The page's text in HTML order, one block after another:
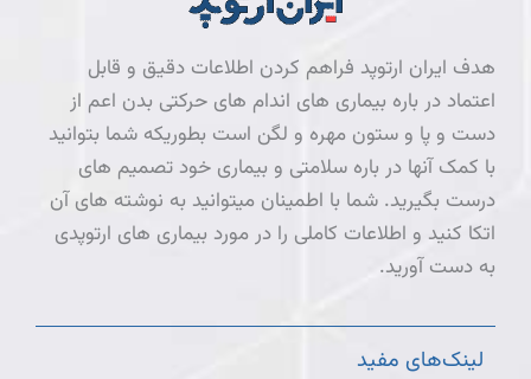
هدف ایران ارتوپد فراهم کردن اطلاعات دقیق و قابل
اعتماد در باره بیماری های اندام های حرکتی بدن اعم از
دست و پا و ستون مهره و لگن است بطوریکه شما بتوانید
با کمک آنها در باره سلامتی و بیماری خود تصمیم های
درست بگیرید. شما با اطمینان میتوانید به نوشته های آن
اتکا کنید و اطلاعات کاملی را در مورد بیماری های ارتوپدی
به دست آورید.
لینک‌های مفید